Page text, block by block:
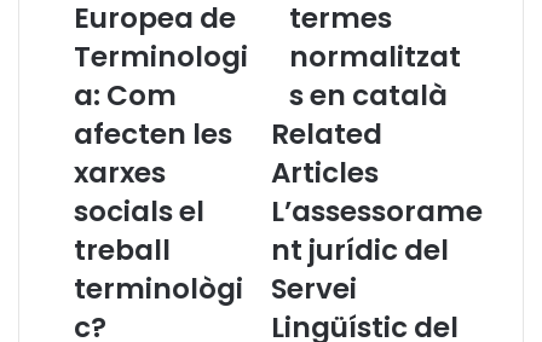
C
m
e
r
a
u
r
o
p
e
Europea de
Terminologi
a: Com
afecten les
xarxes
socials el
treball
terminològi
c?
0
n
u
s
t
e
r
m
e
n
o
termes
normalitzat
s en català
Related
Articles
L’assessorame
nt jurídic del
Servei
Lingüístic del